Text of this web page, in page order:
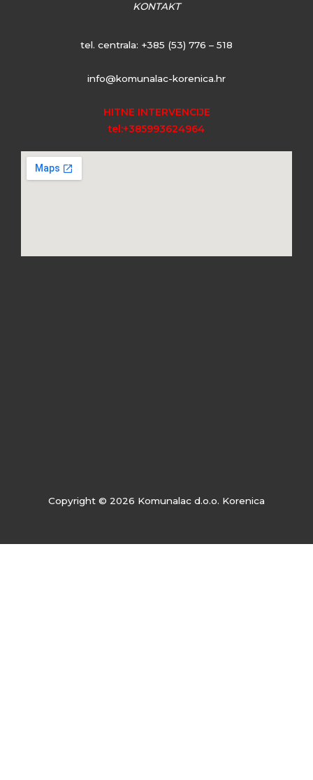
KONTAKT
tel. centrala: +385 (53) 776 – 518
info@komunalac-korenica.hr
HITNE INTERVENCIJE
tel:+385993624964
Copyright © 2026 Komunalac d.o.o. Korenica